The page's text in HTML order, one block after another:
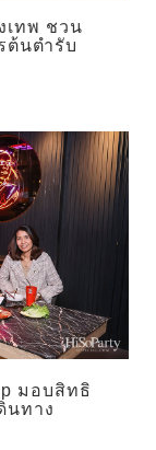
เทพ ชวน
ต้นตำรับ
มอบสิทธิ
นทาง